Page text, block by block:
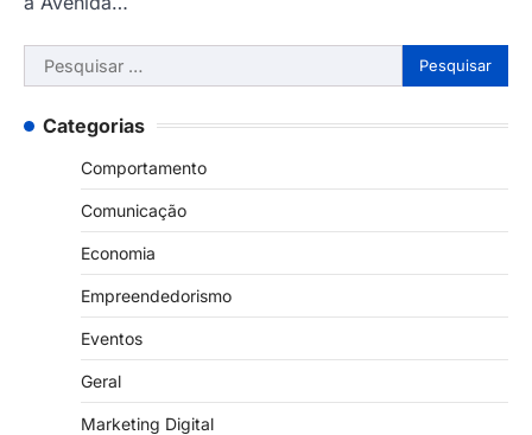
Pesquisar
por:
Categorias
Comportamento
Comunicação
Economia
Empreendedorismo
Eventos
Geral
Marketing Digital